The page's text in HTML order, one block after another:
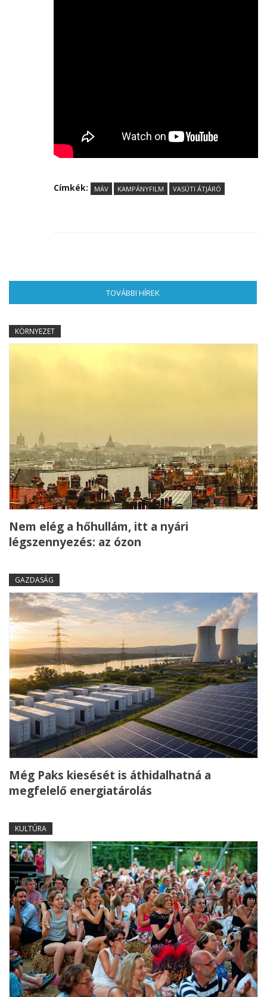
Címkék: MÁV KAMPÁNYFILM VASÚTI ÁTJÁRÓ
TOVÁBBI HÍREK
KÖRNYEZET
Nem elég a hőhullám, itt a nyári
légszennyezés: az ózon
GAZDASÁG
Még Paks kiesését is áthidalhatná a
megfelelő energiatárolás
KULTÚRA